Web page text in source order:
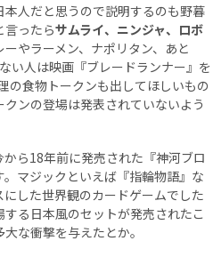
人だと思うので説明するのも野暮
言ったらサムライ、ニンジャ、ロボ
やラーメン、ナポリタン、あと
い人は映画『ブレードランナー』を
の食物トークンも出してほしいもの
ンの登場は発表されていないよう
ら18年前に発売された『神河ブロ
マジックといえば『指輪物語』な
した世界観のカードゲームでした
る日本風のセットが発売されたこ
な衝撃を与えたとか。